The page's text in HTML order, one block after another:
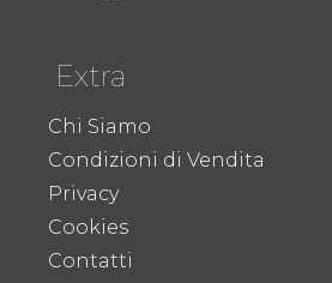
Extra
Chi Siamo
Condizioni di Vendita
Privacy
Cookies
Contatti